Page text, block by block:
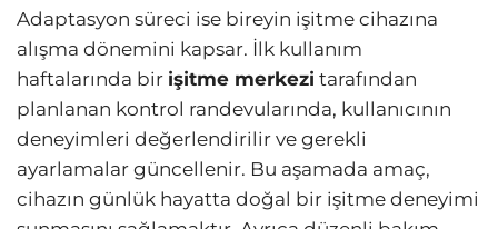
Adaptasyon süreci ise bireyin işitme cihazına
alışma dönemini kapsar. İlk kullanım
haftalarında bir işitme merkezi tarafından
planlanan kontrol randevularında, kullanıcının
deneyimleri değerlendirilir ve gerekli
ayarlamalar güncellenir. Bu aşamada amaç,
cihazın günlük hayatta doğal bir işitme deneyimi